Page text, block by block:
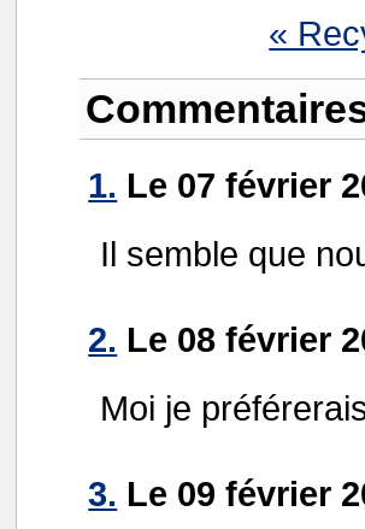
«
1. Le 07 février
Il semble que
2. Le 08 février
Moi je
3. Le 09 février